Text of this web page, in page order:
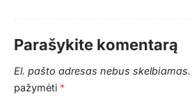
Parašykite komentarą
El. pašto adresas nebus skelbiamas.
pažymėti *